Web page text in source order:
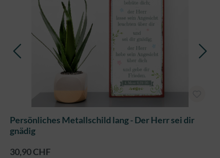
Persönliches Metallschild lang - Der Herr sei dir
gnädig
30,90 CHF